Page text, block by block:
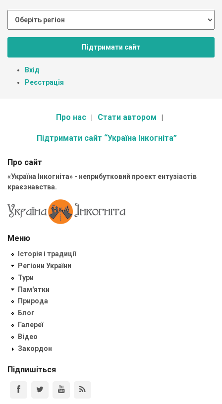
Підтримати сайт
Вхід
Реєстрація
Про нас Стати автором
Підтримати сайт “Україна Інкогніта”
Про сайт
«Україна Інкогніта» - неприбутковий проект ентузіастів
краєзнавства.
Меню
Історія і традиції
Регіони України
Тури
Пам'ятки
Природа
Блог
Галереї
Відео
Закордон
Підпишіться